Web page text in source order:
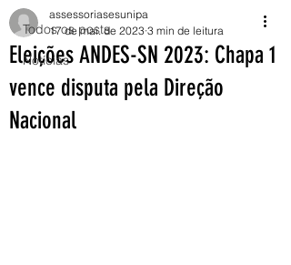
Todos os posts
Notícias
Eleições ANDES-SN 2023: Chapa 1
vence disputa pela Direção
Nacional
assessoriasesunipa
17 de mai. de 2023 3 min de leitura